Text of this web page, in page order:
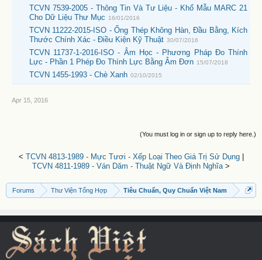
TCVN 7539-2005 - Thông Tin Và Tư Liệu - Khổ Mẫu MARC 21
Cho Dữ Liệu Thư Mục
16/01/2016
TCVN 11222-2015-ISO - Ống Thép Không Hàn, Đầu Bằng, Kích
Thước Chính Xác - Điều Kiện Kỹ Thuật 30/07/2016
TCVN 11737-1-2016-ISO - Âm Học - Phương Pháp Đo Thính
Lực - Phần 1 Phép Đo Thính Lực Bằng Âm Đơn 15/07/2018
TCVN 1455-1993 - Chè Xanh 02/10/2015
Apr 15, 2016
(You must log in or sign up to reply here.)
< TCVN 4813-1989 - Mực Tươi - Xếp Loại Theo Giá Trị Sử Dụng|
TCVN 4811-1989 - Ván Dăm - Thuật Ngữ Và Định Nghĩa >
Forums Thư Viện Tổng Hợp Tiêu Chuẩn, Quy Chuẩn Việt Nam